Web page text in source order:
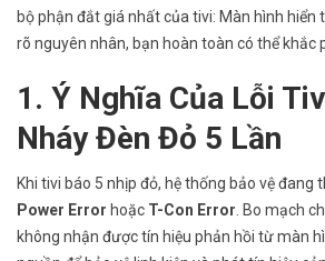
bộ phận đắt giá nhất của tivi: Màn hình hiển
rõ nguyên nhân, bạn hoàn toàn có thể khắc
1. Ý Nghĩa Của Lỗi
Nháy Đèn Đỏ 5 Lần
Khi tivi báo 5 nhịp đỏ, hệ thống bảo vệ đang
Power Error hoặc T-Con Error . Bo mạch
không nhận được tín hiệu phản hồi từ màn